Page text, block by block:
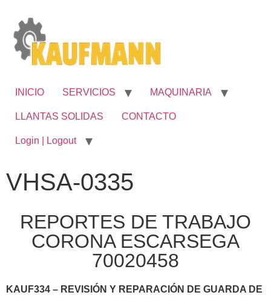
INICIO SERVICIOS MAQUINARIA
LLANTAS SOLIDAS CONTACTO
Login | Logout
VHSA-0335
REPORTES DE TRABAJO
CORONA ESCARSEGA
70020458
KAUF334 – REVISIÓN Y REPARACIÓN DE GUARDA DE